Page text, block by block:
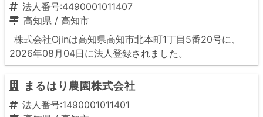
法人番号:4490001011407
高知県 / 高知市
株式会社Ojinは高知県高知市北本町1丁目5番20号に、
2026年08月04日に法人登録されました。
まるはり農園株式会社
法人番号:1490001011401